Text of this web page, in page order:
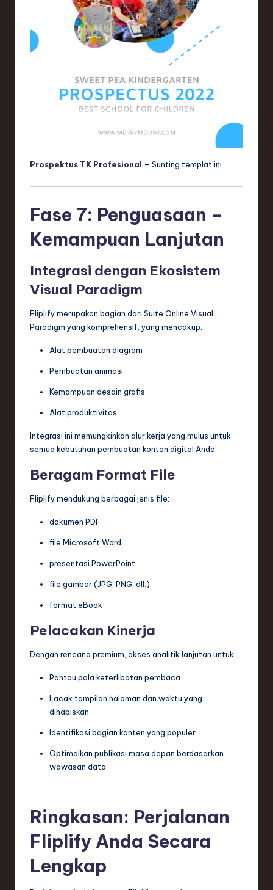
Prospektus TK Profesional – Sunting templat ini
Fase 7: Penguasaan –
Kemampuan Lanjutan
Integrasi dengan Ekosistem
Visual Paradigm
Fliplify merupakan bagian dari Suite Online Visual
Paradigm yang komprehensif, yang mencakup:
Alat pembuatan diagram
Pembuatan animasi
Kemampuan desain grafis
Alat produktivitas
Integrasi ini memungkinkan alur kerja yang mulus untuk
semua kebutuhan pembuatan konten digital Anda.
Beragam Format File
Fliplify mendukung berbagai jenis file:
dokumen PDF
file Microsoft Word
presentasi PowerPoint
file gambar (JPG, PNG, dll.)
format eBook
Pelacakan Kinerja
Dengan rencana premium, akses analitik lanjutan untuk:
Pantau pola keterlibatan pembaca
Lacak tampilan halaman dan waktu yang
dihabiskan
Identifikasi bagian konten yang populer
Optimalkan publikasi masa depan berdasarkan
wawasan data
Ringkasan: Perjalanan
Fliplify Anda Secara
Lengkap